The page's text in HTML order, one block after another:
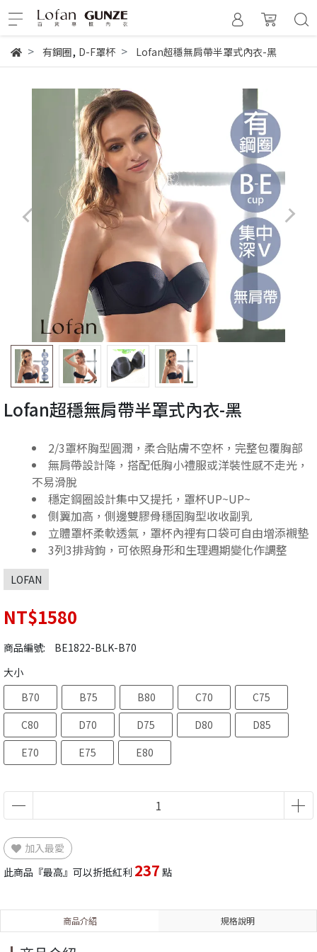
有鋼圈, D-F罩杯 Lofan超穩無肩帶半罩式內衣-黑
Lofan超穩無肩帶半罩式內衣-黑
2/3罩杯胸型圓潤，柔合貼膚不空杯，完整包覆胸部
無肩帶設計降，搭配低胸小禮服或洋裝性感不走光，
不易滑脫
穩定鋼圈設計集中又提托，罩杯UP~UP~
側翼加高，側邊雙膠骨穩固胸型收收副乳
立體罩杯柔軟透氣，罩杯內裡有口袋可自由增添襯墊
3列3排背鉤，可依照身形和生理週期變化作調整
LOFAN
NT$1580
商品編號:
BE1822-BLK-B70
大小
B70
B75 B80 C70
C75
C80
D70 D75 D80
D85
E70
E75 E80
加入最愛
此商品『最高』可以折抵紅利 237 點
商品介紹 規格說明